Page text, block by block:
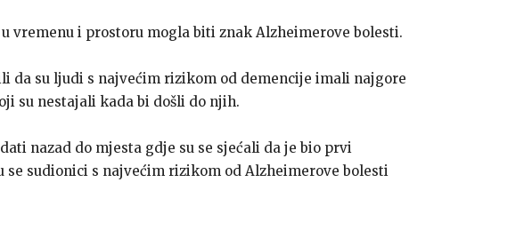
vremenu i prostoru mogla biti znak Alzheimerove bolesti.
da su ljudi s najvećim rizikom od demencije imali najgore
su nestajali kada bi došli do njih.
nazad do mjesta gdje su se sjećali da je bio prvi
sudionici s najvećim rizikom od Alzheimerove bolesti